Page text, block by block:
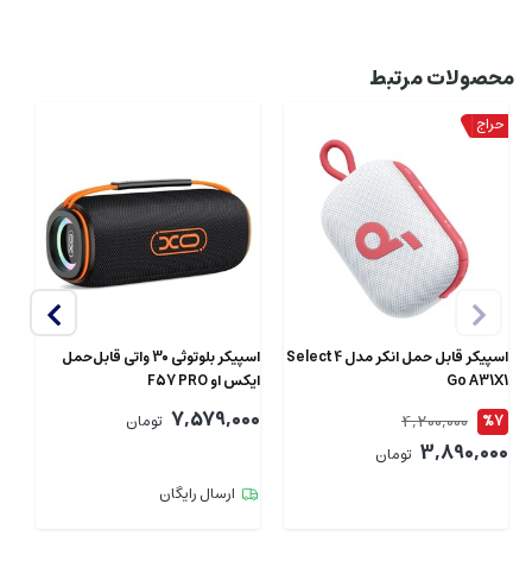
محصولات مرتبط
اسپیکر قابل حمل انکر مدل Select 4
Go A31X1
%7
4,200,000
3,890,000 تومان
اسپیکر بلوتوثی 30 واتی قابل‌حمل
ایکس او F57 PRO
7,579,000 تومان
ارسال رایگان